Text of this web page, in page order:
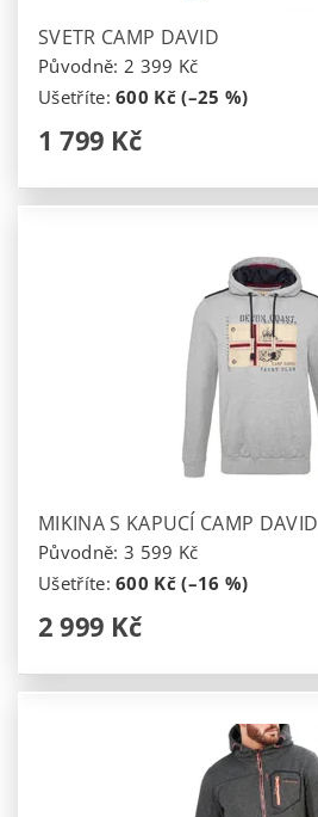
SVETR CAMP DAVID
Původně: 2 399 Kč
Ušetříte:600 Kč (–25 %)
1 799 Kč
MIKINA S KAPUCÍ CAMP DAVID
Původně: 3 599 Kč
Ušetříte:600 Kč (–16 %)
2 999 Kč